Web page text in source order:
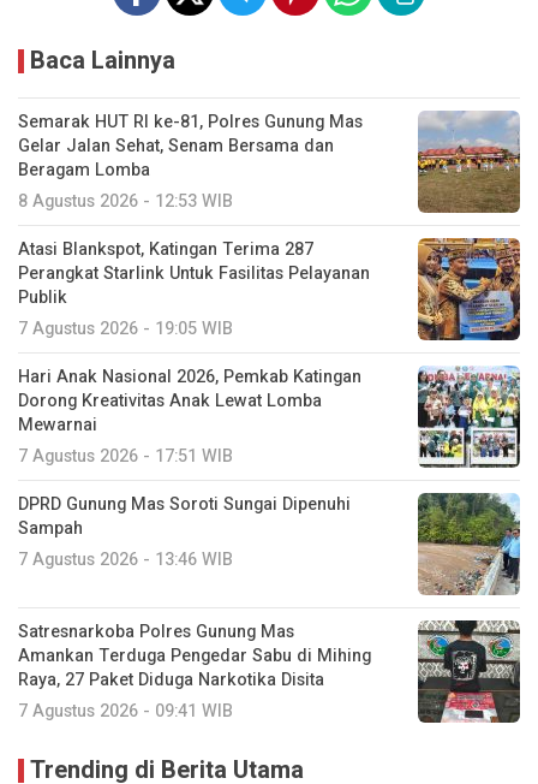
Baca Lainnya
Semarak HUT RI ke-81, Polres Gunung Mas
Gelar Jalan Sehat, Senam Bersama dan
Beragam Lomba
8 Agustus 2026 - 12:53 WIB
Atasi Blankspot, Katingan Terima 287
Perangkat Starlink Untuk Fasilitas Pelayanan
Publik
7 Agustus 2026 - 19:05 WIB
Hari Anak Nasional 2026, Pemkab Katingan
Dorong Kreativitas Anak Lewat Lomba
Mewarnai
7 Agustus 2026 - 17:51 WIB
DPRD Gunung Mas Soroti Sungai Dipenuhi
Sampah
7 Agustus 2026 - 13:46 WIB
Satresnarkoba Polres Gunung Mas
Amankan Terduga Pengedar Sabu di Mihing
Raya, 27 Paket Diduga Narkotika Disita
7 Agustus 2026 - 09:41 WIB
Trending di Berita Utama